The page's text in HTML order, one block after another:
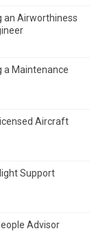
an Airworthiness
a Maintenance
Aircraft
Support
Advisor